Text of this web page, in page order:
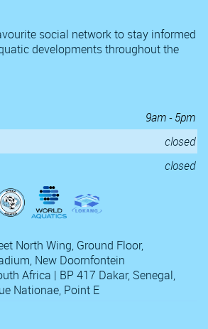
social network to stay informed
developments throughout the
9am - 5pm
closed
closed
North Wing, Ground Floor,
New Doornfontein
Africa | BP 417 Dakar, Senegal,
Nationae, Point E